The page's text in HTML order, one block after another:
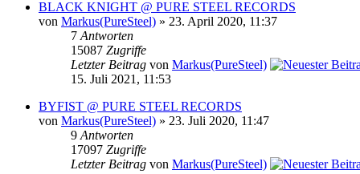
BLACK KNIGHT @ PURE STEEL RECORDS
von Markus(PureSteel) » 23. April 2020, 11:37
7 Antworten
15087 Zugriffe
Letzter Beitrag von Markus(PureSteel)
15. Juli 2021, 11:53
BYFIST @ PURE STEEL RECORDS
von Markus(PureSteel) » 23. Juli 2020, 11:47
9 Antworten
17097 Zugriffe
Letzter Beitrag von Markus(PureSteel)